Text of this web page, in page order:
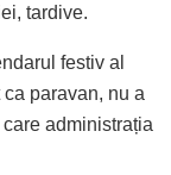
tardive.
festiv al
paravan, nu a
administrația